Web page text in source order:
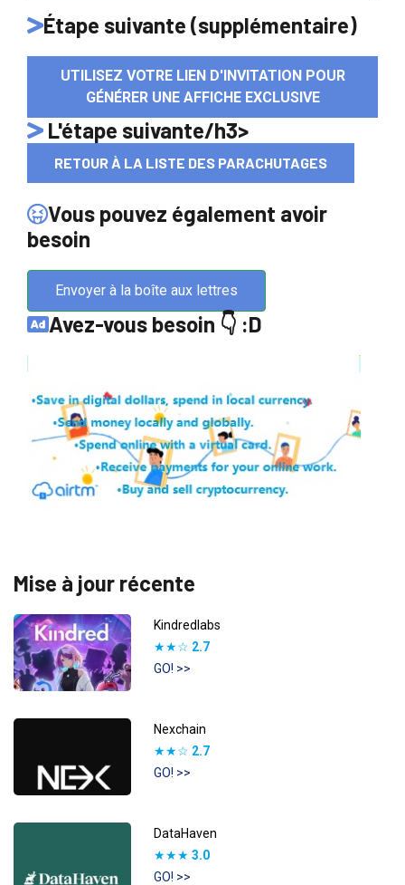
Étape suivante (supplémentaire)
UTILISEZ VOTRE LIEN D'INVITATION POUR
GÉNÉRER UNE AFFICHE EXCLUSIVE
L'étape suivante/h3>
RETOUR À LA LISTE DES PARACHUTAGES
Vous pouvez également avoir
besoin
Envoyer à la boîte aux lettres
Avez-vous besoin 👇 :D
Mise à jour récente
Kindredlabs
★★☆ 2.7
GO! >>
Nexchain
★★☆ 2.7
GO! >>
DataHaven
★★★ 3.0
GO! >>